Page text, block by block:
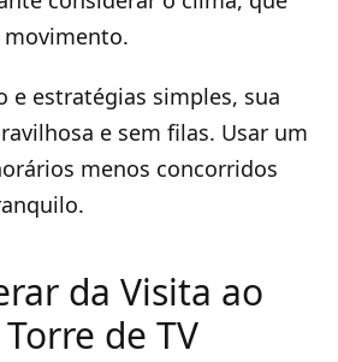
e estratégias simples, sua
e sem filas. Usar um
menos concorridos
da Visita ao
de TV